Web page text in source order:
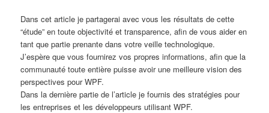
Dans cet article je partagerai avec vous les résultats de cette
“étude” en toute objectivité et transparence, afin de vous aider en
tant que partie prenante dans votre veille technologique.
J’espère que vous fournirez vos propres informations, afin que la
communauté toute entière puisse avoir une meilleure vision des
perspectives pour WPF.
Dans la dernière partie de l’article je fournis des stratégies pour
les entreprises et les développeurs utilisant WPF.